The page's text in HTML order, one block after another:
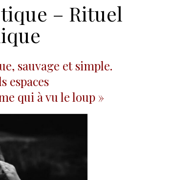
– Rituel
sauvage et simple.
espaces
qui à vu le loup »